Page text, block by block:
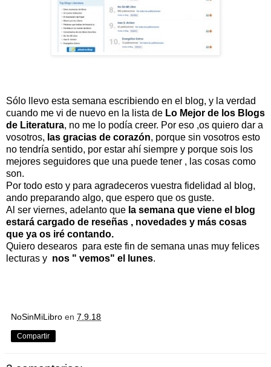
Sólo llevo esta semana escribiendo en el blog, y la verdad
cuando me vi de nuevo en la lista de Lo Mejor de los Blogs
de Literatura, no me lo podía creer. Por eso ,os quiero dar a
vosotros, las gracias de corazón, porque sin vosotros esto
no tendría sentido, por estar ahí siempre y porque sois los
mejores seguidores que una puede tener , las cosas como
son.
Por todo esto y para agradeceros vuestra fidelidad al blog,
ando preparando algo, que espero que os guste.
Al ser viernes, adelanto que la semana que viene el blog
estará cargado de reseñas , novedades y más cosas
que ya os iré contando.
Quiero desearos para este fin de semana unas muy felices
lecturas y nos " vemos" el lunes.
NoSinMiLibro en 7.9.18
Compartir